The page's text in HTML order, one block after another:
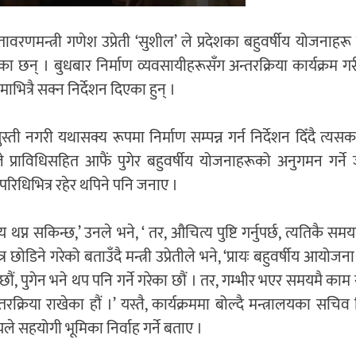
गणेश उप्रेती ‘सुशील’ ले प्रदेशका बहुवर्षीय
छन् । बुधबार निर्माण व्यवसायीहरूसँग अन्तरक्रिया कार्यक्रम
सक्न निर्देशन दिएका हुन् ।
नगरी यथासक्य रूपमा निर्माण सम्पन्न गर्न निर्देशन दिँदै
आफैं पुगेर बहुवर्षीय योजनाहरूको अनुगमन गर्ने
रहेर थपिने पनि जनाए ।
सकिन्छ,’ उनले भने, ‘ तर, औचित्य पुष्टि गर्नुपर्छ, त्यतिकै
गरेको बताउँदै मन्त्री उप्रेतीले भने, ‘प्रायः बहुवर्षीय
पुगेन भने थप पनि गर्ने गरेका छौं । तर, गम्भीर भएर समयमै
राखेका हौं ।’ यस्तै, कार्यक्रममा बोल्दै मन्त्रालयका
भूमिका निर्वाह गर्ने बताए ।